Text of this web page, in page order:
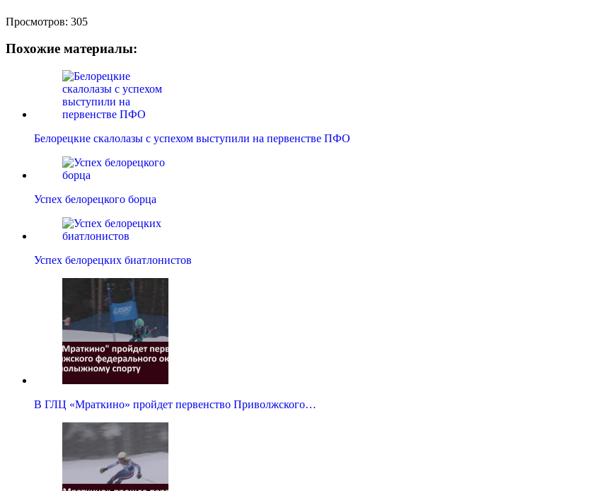
Просмотров: 305
Похожие материалы:
Белорецкие скалолазы с успехом выступили на первенстве ПФО
Успех белорецкого борца
Успех белорецких биатлонистов
В ГЛЦ «Мраткино» пройдет первенство Приволжского…